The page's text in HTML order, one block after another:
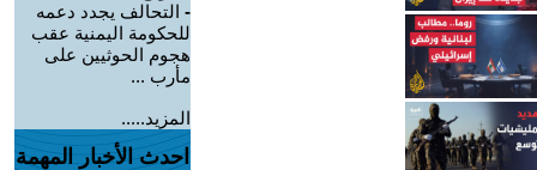
- التحالف يجدد دعمه
للحكومة اليمنية عقب
هجوم الحوثيين على
مأرب ...
المزيد.....
احدث الأخبار المهمة